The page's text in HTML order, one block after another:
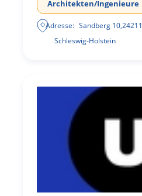
Architekten/Ingenieure
Adresse: Sandberg 10,24211
Schleswig-Holstein